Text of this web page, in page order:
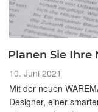
Planen Sie Ihre
Veröffentlicht
am
10. Juni 2021
Mit der neuen
Designer, einer